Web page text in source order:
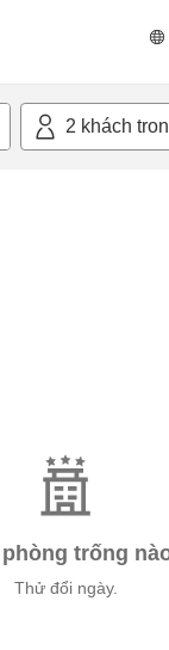
2 khách
trống
Thử đổi ngày.